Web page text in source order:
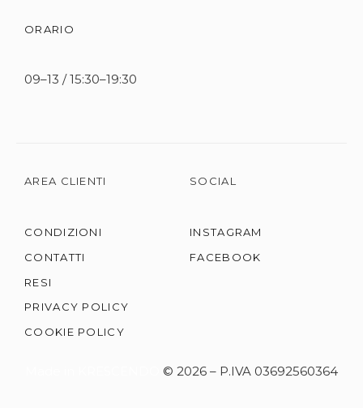
ORARIO
09–13 / 15:30–19:30
AREA CLIENTI
CONDIZIONI
CONTATTI
RESI
PRIVACY POLICY
COOKIE POLICY
SOCIAL
INSTAGRAM
FACEBOOK
© 2026 – P.IVA 03692560364